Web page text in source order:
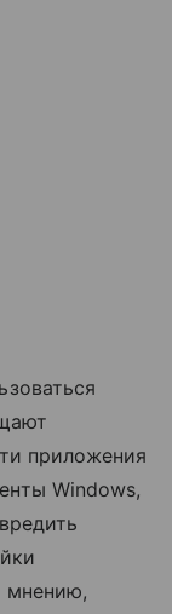
приложения
Windows,
мнению,